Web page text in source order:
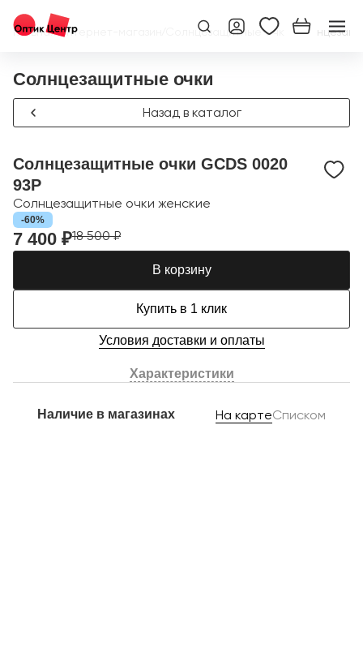
Главная/Интернет-магазин Солнцезащитные очки /
Солнцезащитные очки
Назад в каталог
Солнцезащитные очки GCDS 0020
93P
Солнцезащитные очки женские
-60%
7 400 ₽18 500 ₽
В корзину
Купить в 1 клик
Условия доставки и оплаты
Характеристики
Наличие в магазинах На картеСписком